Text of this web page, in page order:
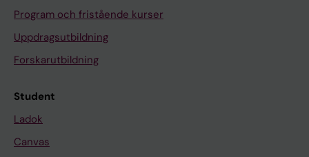
Program och fristående kurser
Uppdragsutbildning
Forskarutbildning
Student
Ladok
Canvas